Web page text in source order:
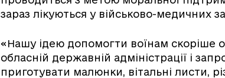
зараз лікуються у військово-медичних
«Нашу ідею допомогти воїнам скоріше
обласній державній адміністрації і
приготувати малюнки, вітальні листи,